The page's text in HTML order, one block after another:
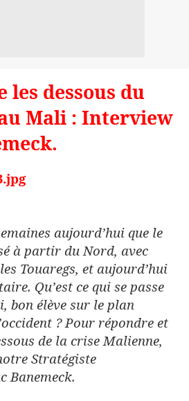
les dessous du
Mali : Interview
aujourd’hui que le
à partir du Nord, avec
Touaregs, et aujourd’hui
Qu’est ce qui se passe
bon élève sur le plan
? Pour répondre et
de la crise Malienne,
Stratégiste
Banemeck.